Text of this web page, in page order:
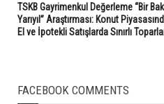
TSKB Gayrimenkul Değerleme “Bir
Yarıyıl” Araştırması: Konut
El ve İpotekli Satışlarda Sınırlı
FACEBOOK COMMENTS